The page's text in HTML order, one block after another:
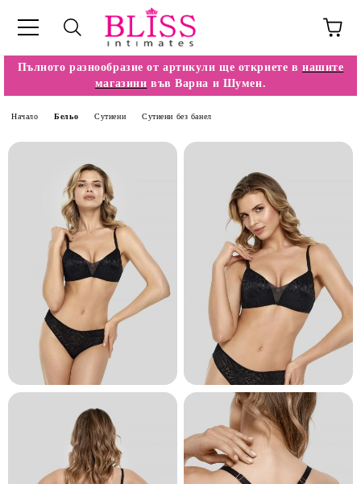
Пълното разнообразие от артикули ще откриете в нашите
магазини във Варна и Шумен.
Начало Бельо Сутиени Сутиени без банел